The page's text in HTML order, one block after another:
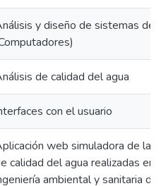
y diseño de sistemas
de calidad del agua
con el usuario
web simuladora de
calidad del agua realizadas
ambiental y sanitaria